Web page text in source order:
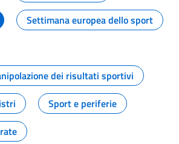
Settimana europea dello sport
dei risultati sportivi
Sport e periferie